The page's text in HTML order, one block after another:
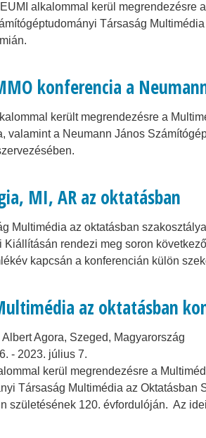
alkalommal kerül megrendezésre
Társaság
konferencia a
került megrendezésre a
valamint a Neumann János
MI, AR az oktatásban
Multimédia az oktatásban
Kiállításán rendezi meg soron
kapcsán a konferencián külön
az oktatásban
Agora, Szeged, Magyarország
- 2023. július 7.
kerül megrendezésre a
Társaság Multimédia az
születésének 120. évfordulóján. Az